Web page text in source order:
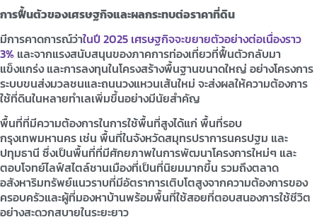
การฟื้นตัวของเศรษฐกิจและผลกระทบต่อราคาที่ดิน
มีการคาดการณ์ว่าในปี 2025 เศรษฐกิจจะขยายตัวอย่างต่อเนื่องราว
3% และจากแรงสนับสนุนของภาคการท่องเที่ยวที่ฟื้นตัวกลับมา
แข็งแกร่ง และการลงทุนในโครงสร้างพื้นฐานขนาดใหญ่ อย่างโครงการ
ระบบขนส่งมวลชนและถนนวงแหวนเส้นใหม่ จะส่งผลให้ความต้องการ
ใช้ที่ดินในหลายทำเลเพิ่มขึ้นอย่างมีนัยสำคัญ
พื้นที่ที่มีความต้องการในการใช้พื้นที่สูงได้แก่ พื้นที่รอบ
กรุงเทพมหานคร เช่น พื้นที่ในจังหวัดสมุทรปราการนครปฐม และ
ปทุมธานี ซึ่งเป็นพื้นที่ที่มีศักยภาพในการพัฒนาโครงการใหม่ๆ และ
ตอบโจทย์ไลฟ์สไตล์ชานเมืองที่เป็นที่นิยมมากขึ้น รวมถึงตลาด
อสังหาริมทรัพย์แนวราบที่มีอัตราการเติบโตสูงจากความต้องการของ
ครอบครัวและผู้ที่มองหาบ้านพร้อมพื้นที่ใช้สอยที่ตอบสนองการใช้ชีวิต
อย่างสะดวกสบายในระยะยาว